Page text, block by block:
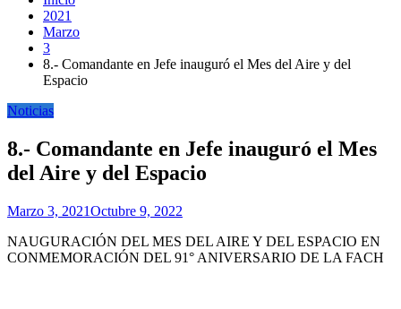
2021
Marzo
3
8.- Comandante en Jefe inauguró el Mes del Aire y del
Espacio
Noticias
8.- Comandante en Jefe inauguró el Mes
del Aire y del Espacio
Marzo 3, 2021Octubre 9, 2022
NAUGURACIÓN DEL MES DEL AIRE Y DEL ESPACIO EN
CONMEMORACIÓN DEL 91° ANIVERSARIO DE LA FACH